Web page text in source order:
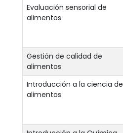
Evaluación sensorial de
alimentos
Gestión de calidad de
alimentos
Introducción a la ciencia de
alimentos